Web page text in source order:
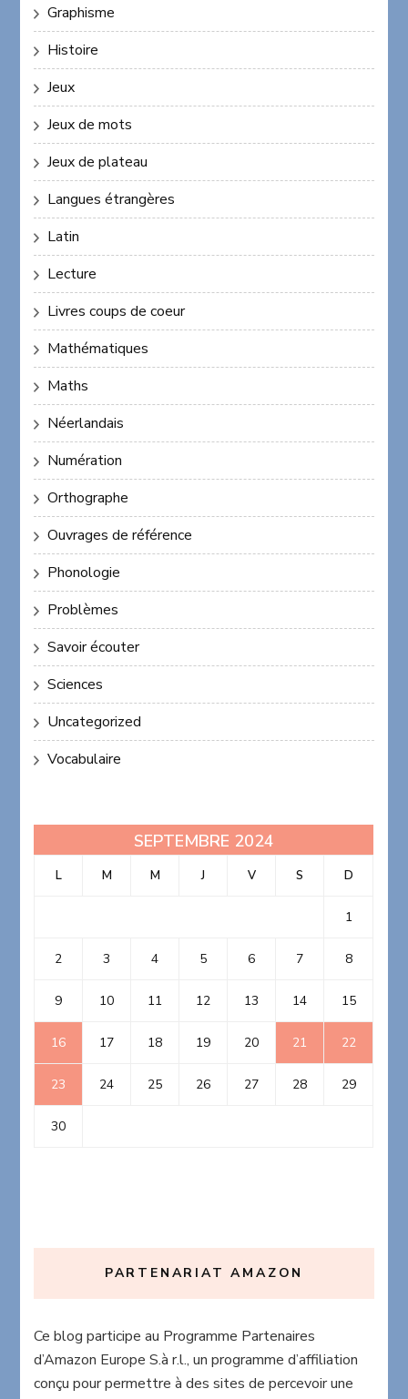
Graphisme
Histoire
Jeux
Jeux de mots
Jeux de plateau
Langues étrangères
Latin
Lecture
Livres coups de coeur
Mathématiques
Maths
Néerlandais
Numération
Orthographe
Ouvrages de référence
Phonologie
Problèmes
Savoir écouter
Sciences
Uncategorized
Vocabulaire
SEPTEMBRE 2024
L M M J V S D
1
2 3 4 5 6 7 8
9 10 11 12 13 14 15
16 17 18 19 20 21 22
23 24 25 26 27 28 29
30
PARTENARIAT AMAZON
Ce blog participe au Programme Partenaires
d’Amazon Europe S.à r.l., un programme d’affiliation
conçu pour permettre à des sites de percevoir une